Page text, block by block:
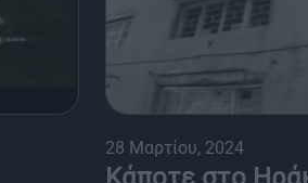
28 Μαρτίου, 2024